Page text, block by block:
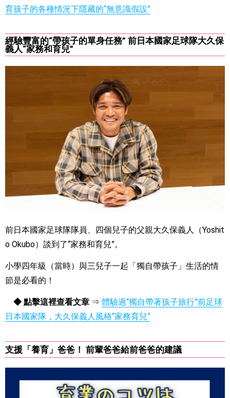
育孩子的各種情況下隱藏的“無意識假設”
經驗豐富的“帶孩子的單身任務” 前日本國家足球隊大久保
義人“家務和育兒”
前日本國家足球隊隊員、四個兒子的父親大久保義人（Yoshit
o Okubo）談到了“家務和育兒”。
小學四年級（當時）與三兒子一起「獨自帶孩子」生活的情
節是必看的！
◆ 點擊這裡查看文章 ⇒ 體驗過“獨自帶著孩子旅行”前足球
日本國家隊，大久保義人風格“家務育兒”
支援「養育」爸爸！ 前輩爸爸給前爸爸的建議